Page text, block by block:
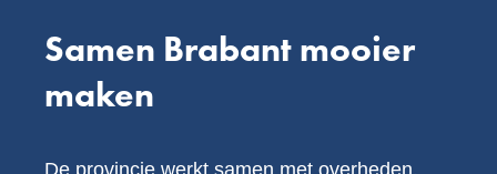
Samen Brabant mooier
maken
De provincie werkt samen met overheden,